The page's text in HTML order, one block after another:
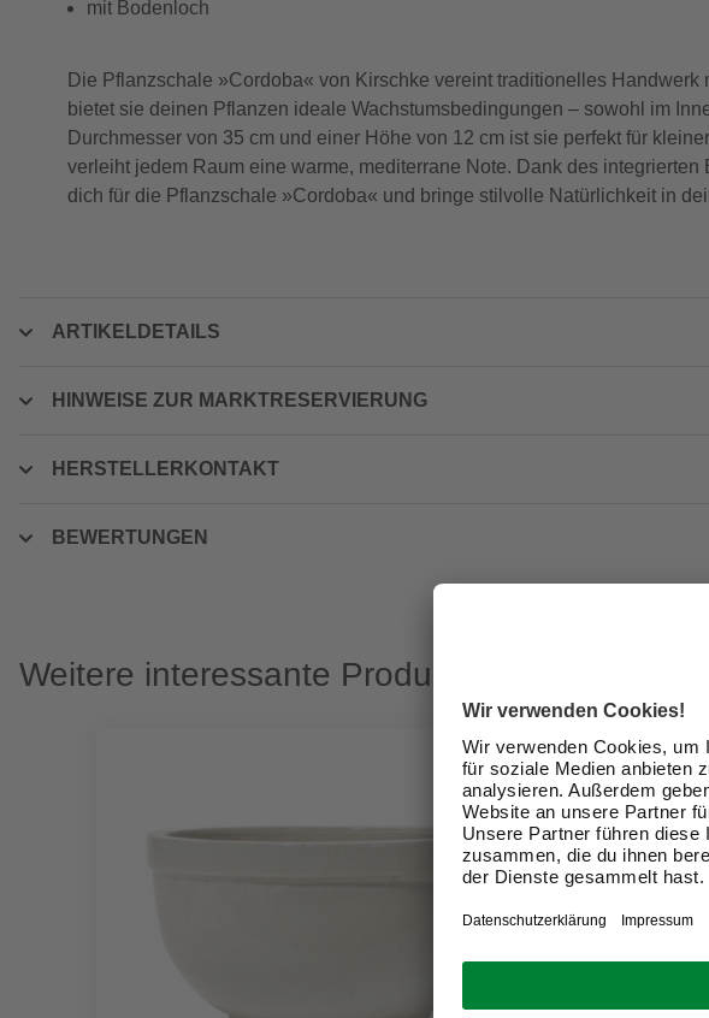
mit Bodenloch
Die Pflanzschale »Cordoba« von Kirschke vereint traditionelles
bietet sie deinen Pflanzen ideale Wachstumsbedingungen – sowohl im
Durchmesser von 35 cm und einer Höhe von 12 cm ist sie perfekt für
verleiht jedem Raum eine warme, mediterrane Note. Dank des
dich für die Pflanzschale »Cordoba« und bringe stilvolle Natürlichkeit in
ARTIKELDETAILS
HINWEISE ZUR MARKTRESERVIERUNG
HERSTELLERKONTAKT
BEWERTUNGEN
Weitere interessante Produkte